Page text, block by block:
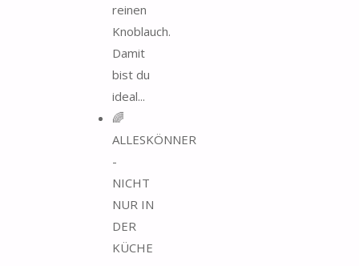
reinen
Knoblauch.
Damit
bist du
ideal...
🌈
ALLESKÖNNER
-
NICHT
NUR IN
DER
KÜCHE